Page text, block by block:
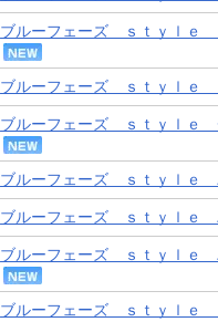
ブルーフェーズ ｓｔｙｌｅ
ブルーフェーズ ｓｔｙｌｅ
ブルーフェーズ ｓｔｙｌｅ
ブルーフェーズ ｓｔｙｌｅ
ブルーフェーズ ｓｔｙｌｅ
ブルーフェーズ ｓｔｙｌｅ
ブルーフェーズ ｓｔｙｌｅ